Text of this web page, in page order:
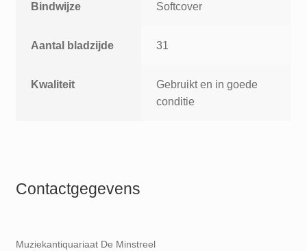
Bindwijze Softcover
Aantal bladzijde 31
Kwaliteit
Gebruikt en in goede
conditie
Contactgegevens
Muziekantiquariaat De Minstreel